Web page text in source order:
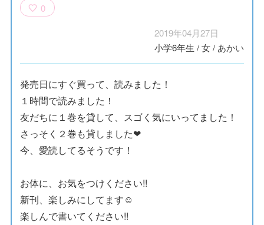
0
2019年04月27日
小学6年生 /女/ あかい
発売日にすぐ買って、読みました！
１時間で読みました！
友だちに１巻を貸して、スゴく気にいってました！
さっそく２巻も貸しました❤
今、愛読してるそうです！
お体に、お気をつけください!!
新刊、楽しみにしてます☺
楽しんで書いてください!!